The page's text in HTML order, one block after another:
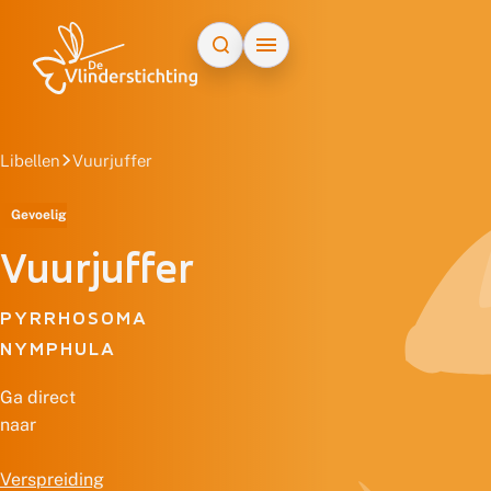
Libellen Vuurjuffer
Gevoelig
Vuurjuffer
PYRRHOSOMA
NYMPHULA
Ga direct
naar
Verspreiding